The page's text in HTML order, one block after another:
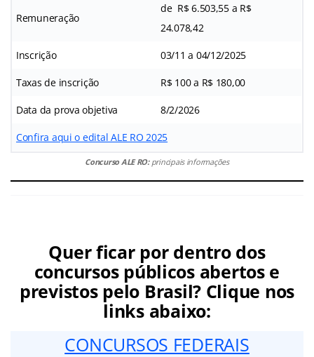
Remuneração
de R$ 6.503,55 a R$
24.078,42
Inscrição 03/11 a 04/12/2025
Taxas de inscrição R$ 100 a R$ 180,00
Data da prova objetiva 8/2/2026
Confira aqui o edital ALE RO 2025
Concurso ALE RO: principais informações
Quer ficar por dentro dos
concursos públicos abertos e
previstos pelo Brasil? Clique nos
links abaixo:
CONCURSOS FEDERAIS